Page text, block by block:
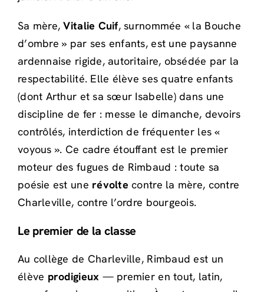
Sa mère,Vitalie Cuif, surnommée « la Bouche
d’ombre » par ses enfants, est une paysanne
ardennaise rigide, autoritaire, obsédée par la
respectabilité. Elle élève ses quatre enfants
(dont Arthur et sa sœur Isabelle) dans une
discipline de fer : messe le dimanche, devoirs
contrôlés, interdiction de fréquenter les «
voyous ». Ce cadre étouffant est le premier
moteur des fugues de Rimbaud : toute sa
poésie est une révolte contre la mère, contre
Charleville, contre l’ordre bourgeois.
Le premier de la classe
Au collège de Charleville, Rimbaud est un
élève prodigieux — premier en tout, latin,